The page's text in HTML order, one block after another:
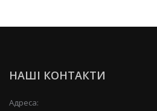
НАШІ КОНТАКТИ
Адреса: